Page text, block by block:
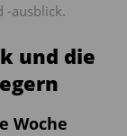
-ausblick.
und die
Woche